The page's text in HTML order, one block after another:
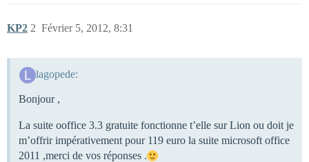
KP2 Février 5, 2012, 8:31
2
lagopede:
Bonjour ,
La suite ooffice 3.3 gratuite fonctionne t’elle sur Lion ou doit je
m’offrir impérativement pour 119 euro la suite microsoft office
2011 ,merci de vos réponses .